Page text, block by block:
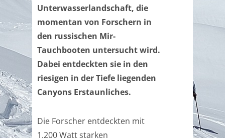
Unterwasserlandschaft, die
momentan von Forschern in
den russischen Mir-
Tauchbooten untersucht wird.
Dabei entdeckten sie in den
riesigen in der Tiefe liegenden
Canyons Erstaunliches.
Die Forscher entdeckten mit
1.200 Watt starken